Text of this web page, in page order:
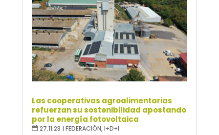
Las cooperativas agroalimentarias
refuerzan su sostenibilidad apostando
por la energía fotovoltaica
27.11.23 | FEDERACIÓN,I+D+I